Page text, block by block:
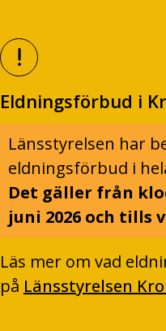
Eldningsförbud i
Länsstyrelsen har
eldningsförbud i
Det gäller från
juni 2026 och tills
Läs mer om vad
på Länsstyrelsen